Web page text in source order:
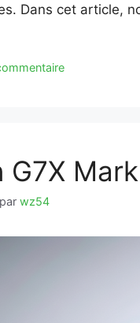
Dans cet article,
G7X
par wz54